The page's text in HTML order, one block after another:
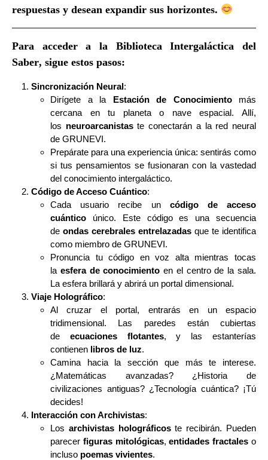
respuestas y desean expandir sus horizontes.
Para acceder a la Biblioteca Intergaláctica del
Saber, sigue estos pasos:
Sincronización Neural:
Dirígete a la Estación de Conocimientomás
cercana en tu planeta o nave espacial. Allí,
los neuroarcanistaste conectarán a la red neural
de GRUNEVI.
Prepárate para una experiencia única: sentirás como
si tus pensamientos se fusionaran con la vastedad
del conocimiento intergaláctico.
Código de Acceso Cuántico:
Cada usuario recibe un código de acceso
cuántico único. Este código es una secuencia
de ondas cerebrales entrelazadas que te identifica
como miembro de GRUNEVI.
Pronuncia tu código en voz alta mientras tocas
la esfera de conocimiento en el centro de la sala.
La esfera brillará y abrirá un portal dimensional.
Viaje Holográfico:
Al cruzar el portal, entrarás en un espacio
tridimensional. Las paredes están cubiertas
de ecuaciones flotantes, y las estanterías
contienen libros de luz.
Camina hacia la sección que más te interese.
¿Matemáticas avanzadas? ¿Historia de
civilizaciones antiguas? ¿Tecnología cuántica? ¡Tú
decides!
Interacción con Archivistas:
Los archivistas holográficoste recibirán. Pueden
parecer figuras mitológicas,entidades fractales o
incluso poemas vivientes.